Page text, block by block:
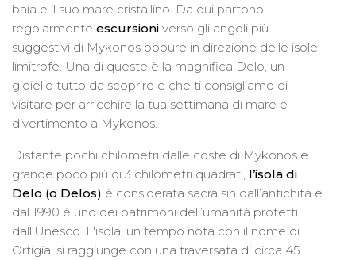
baia e il suo mare cristallino. Da qui partono
regolarmente escursioni verso gli angoli più
suggestivi di Mykonos oppure in direzione delle isole
limitrofe. Una di queste è la magnifica Delo, un
gioiello tutto da scoprire e che ti consigliamo di
visitare per arricchire la tua settimana di mare e
divertimento a Mykonos.
Distante pochi chilometri dalle coste di Mykonos e
grande poco più di 3 chilometri quadrati, l’isola di
Delo (o Delos) è considerata sacra sin dall’antichità e
dal 1990 è uno dei patrimoni dell’umanità protetti
dall’Unesco. L'isola, un tempo nota con il nome di
Ortigia, si raggiunge con una traversata di circa 45